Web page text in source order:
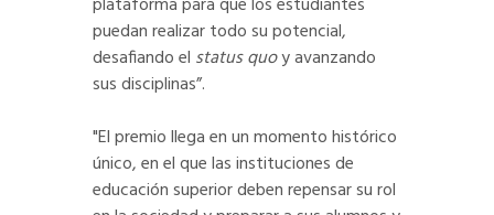
puedan realizar todo su potencial,
desafiando el status quoy avanzando
sus disciplinas”.
"El premio llega en un momento histórico
único, en el que las instituciones de
educación superior deben repensar su rol